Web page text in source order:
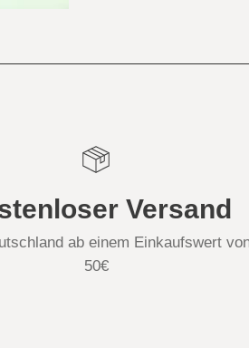
Versand
ab einem Einkaufswert
50€